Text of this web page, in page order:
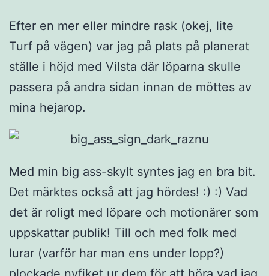
Efter en mer eller mindre rask (okej, lite
Turf på vägen) var jag på plats på planerat
ställe i höjd med Vilsta där löparna skulle
passera på andra sidan innan de möttes av
mina hejarop.
Med min big ass-skylt syntes jag en bra bit.
Det märktes också att jag hördes! :) :) Vad
det är roligt med löpare och motionärer som
uppskattar publik! Till och med folk med
lurar (varför har man ens under lopp?)